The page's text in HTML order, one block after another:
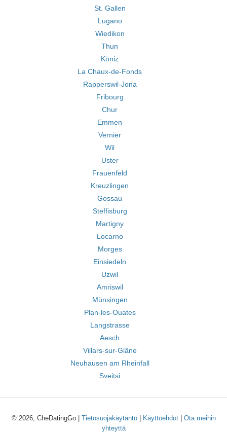
St. Gallen
Lugano
Wiedikon
Thun
Köniz
La Chaux-de-Fonds
Rapperswil-Jona
Fribourg
Chur
Emmen
Vernier
Wil
Uster
Frauenfeld
Kreuzlingen
Gossau
Steffisburg
Martigny
Locarno
Morges
Einsiedeln
Uzwil
Amriswil
Münsingen
Plan-les-Ouates
Langstrasse
Aesch
Villars-sur-Glâne
Neuhausen am Rheinfall
Sveitsi
© 2026, CheDatingGo | Tietosuojakäytäntö| Käyttöehdot| Ota meihin
yhteyttä